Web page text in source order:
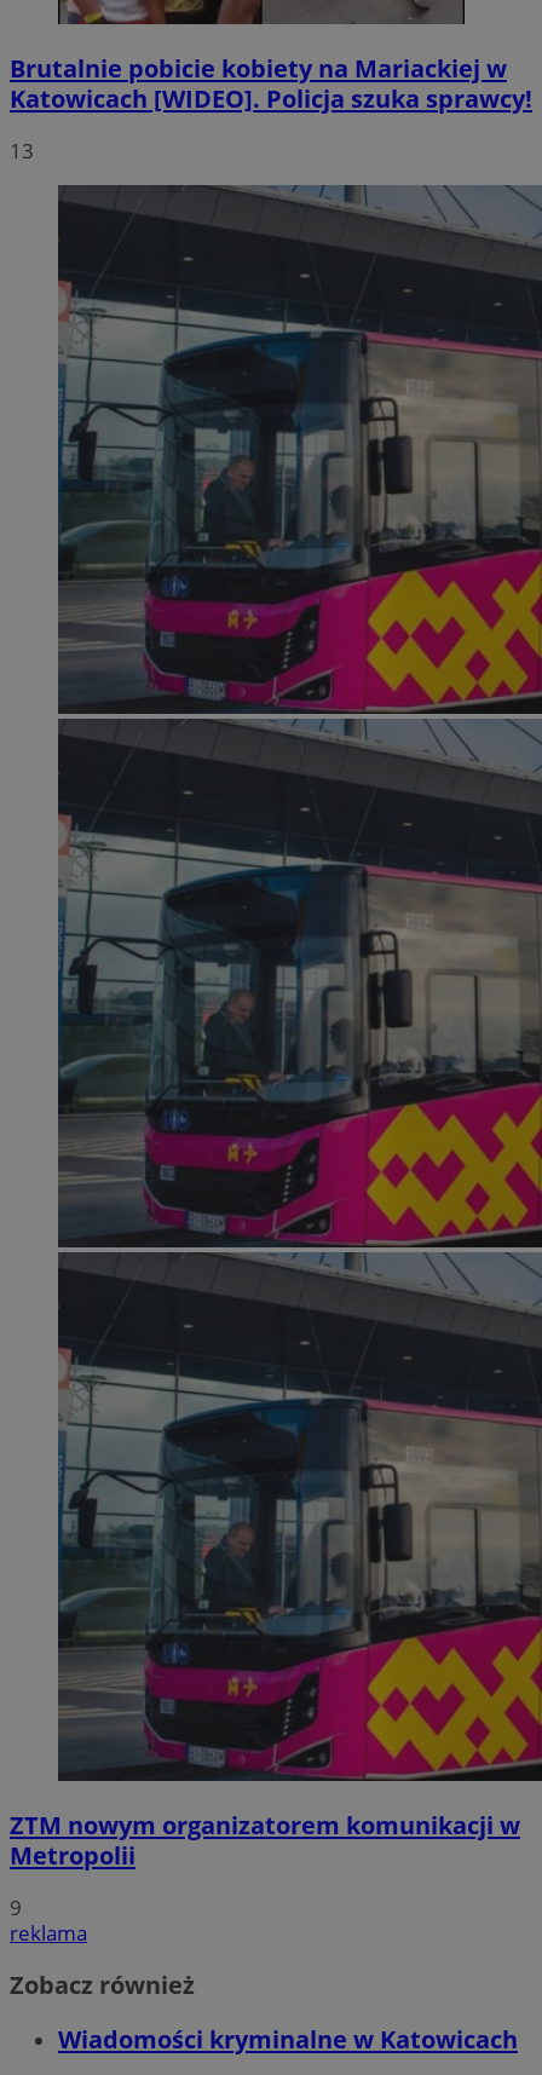
Brutalnie pobicie kobiety na Mariackiej w
Katowicach [WIDEO]. Policja szuka sprawcy!
13
ZTM nowym organizatorem komunikacji w
Metropolii
9
reklama
Zobacz również
Wiadomości kryminalne w Katowicach